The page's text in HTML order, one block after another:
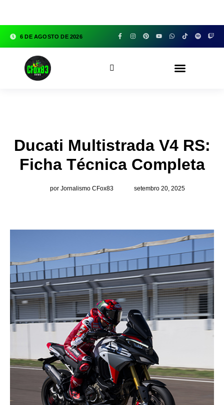
6 DE AGOSTO DE 2026
Ducati Multistrada V4 RS:
Ficha Técnica Completa
por Jornalismo CFox83 setembro 20, 2025